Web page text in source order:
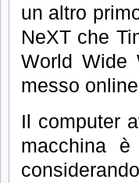
un altro
NeXT che
World Wide
messo
Il computer
macchina